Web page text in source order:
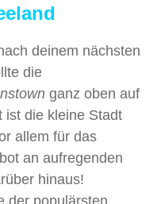
deinem nächsten
die
ganz oben auf
ist die kleine Stadt
allem für das
an aufregenden
hinaus!